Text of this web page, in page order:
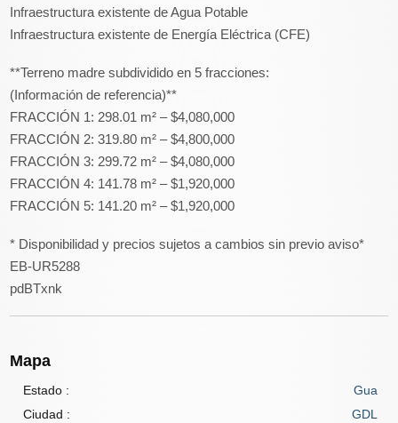
Infraestructura existente de Agua Potable
Infraestructura existente de Energía Eléctrica (CFE)
**Terreno madre subdividido en 5 fracciones:
(Información de referencia)**
FRACCIÓN 1: 298.01 m² – $4,080,000
FRACCIÓN 2: 319.80 m² – $4,800,000
FRACCIÓN 3: 299.72 m² – $4,080,000
FRACCIÓN 4: 141.78 m² – $1,920,000
FRACCIÓN 5: 141.20 m² – $1,920,000
* Disponibilidad y precios sujetos a cambios sin previo aviso*
EB-UR5288
pdBTxnk
Mapa
Estado :
Gua
Ciudad :
GDL